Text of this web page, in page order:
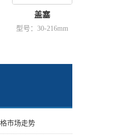
盖塞
型号：30-216mm
市场走势